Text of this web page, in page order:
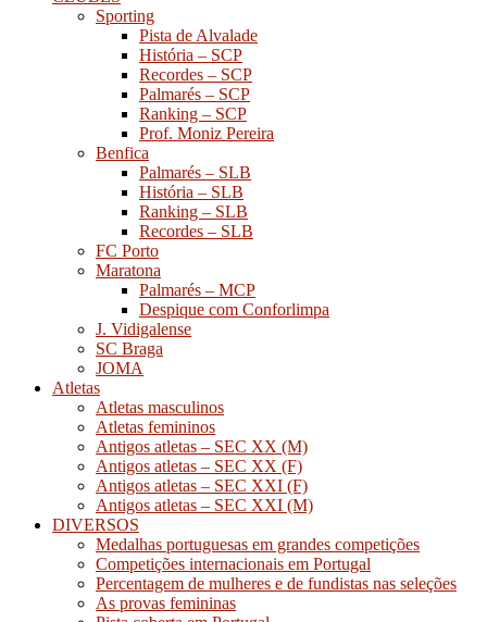
Sporting
Pista de Alvalade
História – SCP
Recordes – SCP
Palmarés – SCP
Ranking – SCP
Prof. Moniz Pereira
Benfica
Palmarés – SLB
História – SLB
Ranking – SLB
Recordes – SLB
FC Porto
Maratona
Palmarés – MCP
Despique com Conforlimpa
J. Vidigalense
SC Braga
JOMA
Atletas
Atletas masculinos
Atletas femininos
Antigos atletas – SEC XX (M)
Antigos atletas – SEC XX (F)
Antigos atletas – SEC XXI (F)
Antigos atletas – SEC XXI (M)
DIVERSOS
Medalhas portuguesas em grandes competições
Competições internacionais em Portugal
Percentagem de mulheres e de fundistas nas seleções
As provas femininas